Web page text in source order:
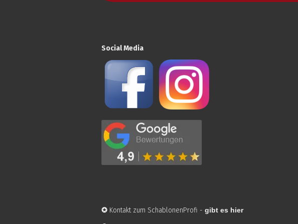
Social Media
✪ Kontakt zum SchablonenProfi - gibt es hier